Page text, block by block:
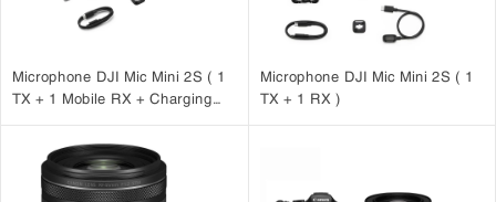
Microphone DJI Mic Mini 2S ( 1
TX + 1 Mobile RX + Charging
Microphone DJI Mic Mini 2S ( 1
TX + 1 RX )